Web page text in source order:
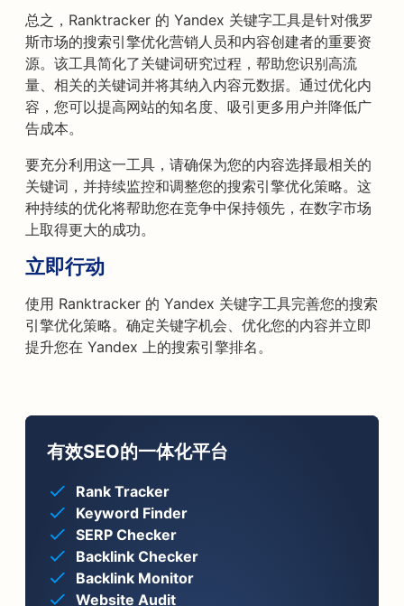
总之，Ranktracker 的 Yandex 关键字工具是针对俄罗
斯市场的搜索引擎优化营销人员和内容创建者的重要资
源。该工具简化了关键词研究过程，帮助您识别高流
量、相关的关键词并将其纳入内容元数据。通过优化内
容，您可以提高网站的知名度、吸引更多用户并降低广
告成本。
要充分利用这一工具，请确保为您的内容选择最相关的
关键词，并持续监控和调整您的搜索引擎优化策略。这
种持续的优化将帮助您在竞争中保持领先，在数字市场
上取得更大的成功。
立即行动
使用 Ranktracker 的 Yandex 关键字工具完善您的搜索
引擎优化策略。确定关键字机会、优化您的内容并立即
提升您在 Yandex 上的搜索引擎排名。
有效SEO的一体化平台
Rank Tracker
Keyword Finder
SERP Checker
Backlink Checker
Backlink Monitor
Website Audit